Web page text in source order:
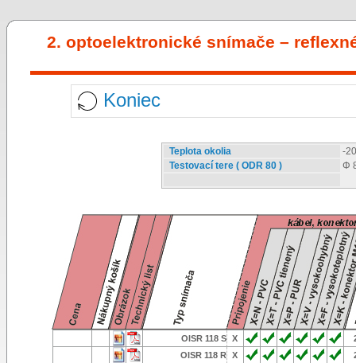
2. optoelektronické snímače –
Koniec
Teplota okolia
-
Testovací tere ( ODR 80 )
Φ
OISR 118 S X
OISR 118 R
X